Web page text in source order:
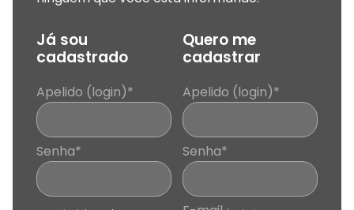
Já sou
cadastrado
Apelido (login)*
Senha*
Quero me
cadastrar
Apelido (login)*
Senha*